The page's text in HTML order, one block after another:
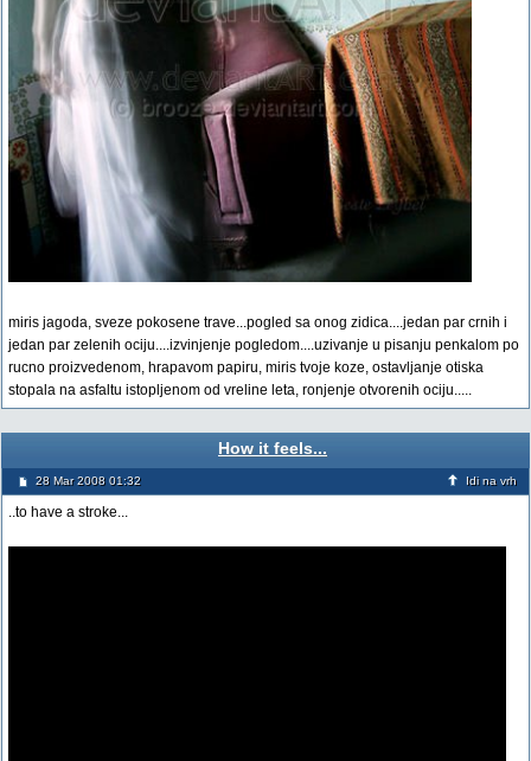
miris jagoda, sveze pokosene trave...pogled sa onog zidica....jedan par crnih i
jedan par zelenih ociju....izvinjenje pogledom....uzivanje u pisanju penkalom po
rucno proizvedenom, hrapavom papiru, miris tvoje koze, ostavljanje otiska
stopala na asfaltu istopljenom od vreline leta, ronjenje otvorenih ociju.....
How it feels...
28 Mar 2008 01:32 Idi na vrh
..to have a stroke...